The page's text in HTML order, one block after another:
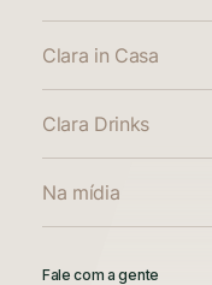
Clara in Casa
Clara Drinks
Na mídia
Fale com a gente